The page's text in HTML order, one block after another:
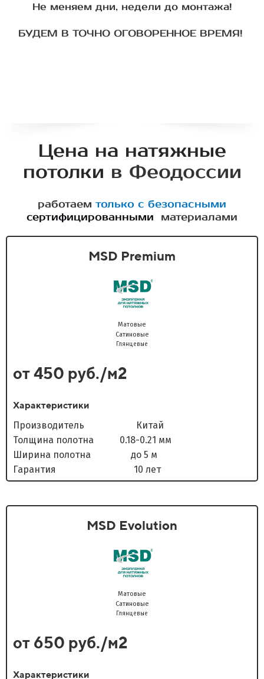
Не меняем дни, недели до монтажа!
БУДЕМ В ТОЧНО ОГОВОРЕННОЕ ВРЕМЯ!
Цена на натяжные
потолки в Феодоссии
работаем только с безопасными
сертифицированными
материалами
MSD Premium
Матовые
Сатиновые
Глянцевые
от 450 руб./м2
Характеристики
Производитель Китай
Толщина полотна 0.18-0.21 мм
Ширина полотна до 5 м
Гарантия 10 лет
MSD Evolution
Матовые
Сатиновые
Глянцевые
от 650 руб./м2
Характеристики